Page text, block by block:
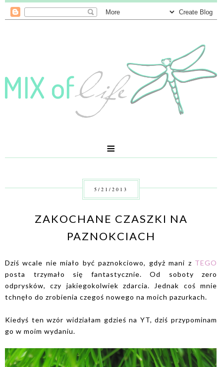
≡
5/21/2013
ZAKOCHANE CZASZKI NA
PAZNOKCIACH
Dziś wcale nie miało być paznokciowo, gdyż mani z TEGO
posta trzymało się fantastycznie. Od soboty zero
odprysków, czy jakiegokolwiek zdarcia. Jednak coś mnie
tchnęło do zrobienia czegoś nowego na moich pazurkach.
Kiedyś ten wzór widziałam gdzieś na YT, dziś przypominam
go w moim wydaniu.